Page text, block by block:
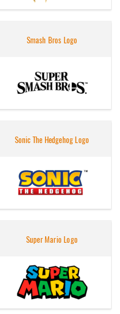
Smash Bros Logo
Sonic The Hedgehog Logo
Super Mario Logo